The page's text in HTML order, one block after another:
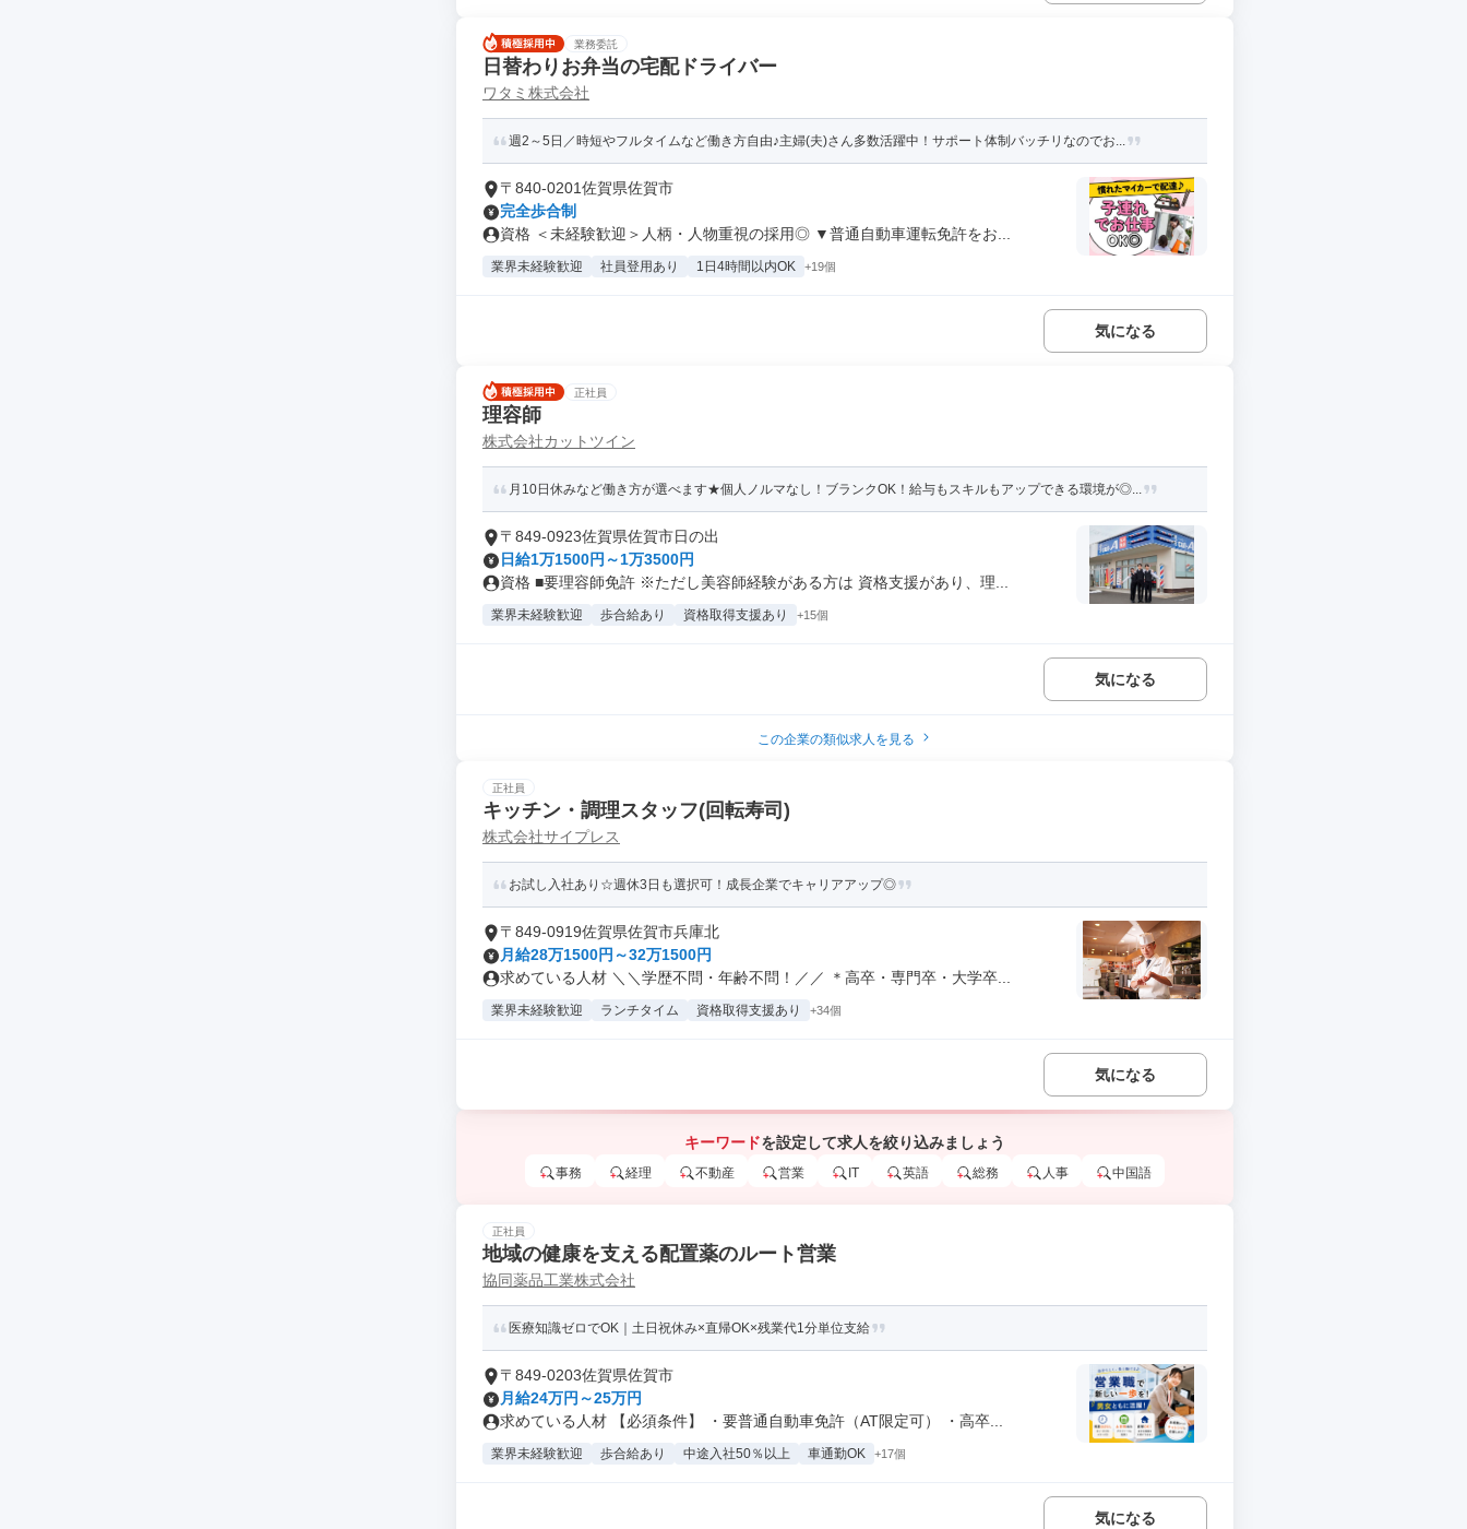
業務委託
日替わりお弁当の宅配ドライバー
ワタミ株式会社
週2～5日／時短やフルタイムなど働き方自由♪主婦(夫)さん多数活躍中！サポート体制バッチリなのでお...
〒840-0201佐賀県佐賀市
完全歩合制
資格 ＜未経験歓迎＞人柄・人物重視の採用◎ ▼普通自動車運転免許をお...
業界未経験歓迎 社員登用あり 1日4時間以内OK +19個
気になる
正社員
理容師
株式会社カットツイン
月10日休みなど働き方が選べます★個人ノルマなし！ブランクOK！給与もスキルもアップできる環境が◎...
〒849-0923佐賀県佐賀市日の出
日給1万1500円～1万3500円
資格 ■要理容師免許 ※ただし美容師経験がある方は 資格支援があり、理...
業界未経験歓迎 歩合給あり 資格取得支援あり +15個
気になる
この企業の類似求人を見る
正社員
キッチン・調理スタッフ(回転寿司)
株式会社サイプレス
お試し入社あり☆週休3日も選択可！成長企業でキャリアアップ◎
〒849-0919佐賀県佐賀市兵庫北
月給28万1500円～32万1500円
求めている人材 ＼＼学歴不問・年齢不問！／／ ＊高卒・専門卒・大学卒...
業界未経験歓迎 ランチタイム 資格取得支援あり +34個
気になる
キーワードを設定して求人を絞り込みましょう
事務 経理 不動産 営業 IT 英語 総務 人事 中国語
正社員
地域の健康を支える配置薬のルート営業
協同薬品工業株式会社
医療知識ゼロでOK｜土日祝休み×直帰OK×残業代1分単位支給
〒849-0203佐賀県佐賀市
月給24万円～25万円
求めている人材 【必須条件】 ・要普通自動車免許（AT限定可） ・高卒...
業界未経験歓迎 歩合給あり 中途入社50％以上 車通勤OK +17個
気になる